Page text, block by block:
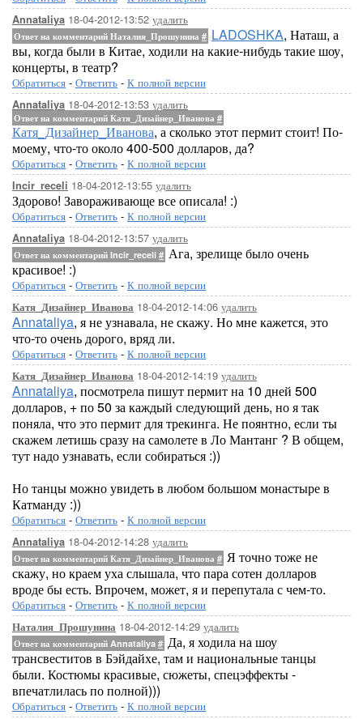
Annataliya 18-04-2012-13:52 удалить
Ответ на комментарий Наталия_Прошунина # LADOSHKA, Наташ, а
вы, когда были в Китае, ходили на какие-нибудь такие шоу,
концерты, в театр?
Обратиться - Ответить - К полной версии
Annataliya 18-04-2012-13:53 удалить
Ответ на комментарий Катя_Дизайнер_Иванова #
Катя_Дизайнер_Иванова, а сколько этот пермит стоит! По-
моему, что-то около 400-500 долларов, да?
Обратиться - Ответить - К полной версии
Incir_receli 18-04-2012-13:55 удалить
Здорово! Завораживающе все описала! :)
Обратиться - Ответить - К полной версии
Annataliya 18-04-2012-13:57 удалить
Ответ на комментарий Incir_receli # Ага, зрелище было очень
красивое! :)
Обратиться - Ответить - К полной версии
Катя_Дизайнер_Иванова 18-04-2012-14:06 удалить
Annataliya, я не узнавала, не скажу. Но мне кажется, это
что-то очень дорого, вряд ли.
Обратиться - Ответить - К полной версии
Катя_Дизайнер_Иванова 18-04-2012-14:19 удалить
Annataliya, посмотрела пишут пермит на 10 дней 500
долларов, + по 50 за каждый следующий день, но я так
поняла, что это пермит для трекинга. Не поянтно, если ты
скажем летишь сразу на самолете в Ло Мантанг ? В общем,
тут надо узнавать, если собираться :))
Но танцы можно увидеть в любом большом монастыре в
Катманду :))
Обратиться - Ответить - К полной версии
Annataliya 18-04-2012-14:28 удалить
Ответ на комментарий Катя_Дизайнер_Иванова # Я точно тоже не
скажу, но краем уха слышала, что пара сотен долларов
вроде бы есть. Впрочем, может, я и перепутала с чем-то.
Обратиться - Ответить - К полной версии
Наталия_Прошунина 18-04-2012-14:29 удалить
Ответ на комментарий Annataliya # Да, я ходила на шоу
трансвеститов в Бэйдайхе, там и национальные танцы
были. Костюмы красивые, сюжеты, спецэффекты -
впечатлилась по полной)))
Обратиться - Ответить - К полной версии